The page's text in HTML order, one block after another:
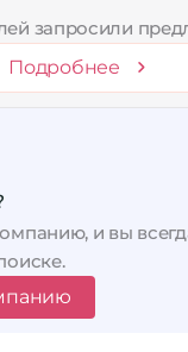
запросили
Подробнее
и вы